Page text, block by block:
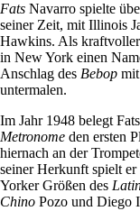
Fats Navarro spielte
seiner Zeit, mit Illinois
Hawkins. Als
in New York einen
Anschlag des Bebop
untermalen.
Im Jahr 1948 belegt
Metronome den ersten
hiernach an der
seiner Herkunft spielt
Yorker Größen des
Chino Pozo und Diego